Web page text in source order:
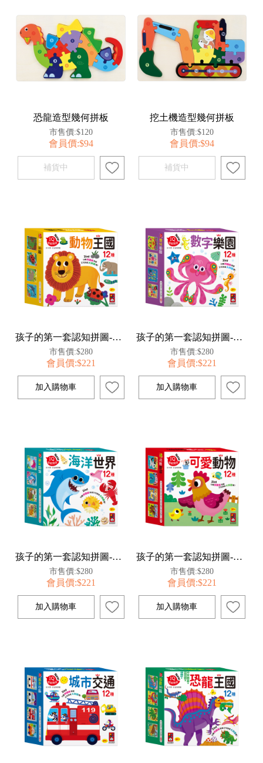
恐龍造型幾何拼板
市售價:$120
會員價:$94
挖土機造型幾何拼板
市售價:$120
會員價:$94
孩子的第一套認知拼圖-動物王國
市售價:$280
會員價:$221
孩子的第一套認知拼圖-數字樂園
市售價:$280
會員價:$221
孩子的第一套認知拼圖-海洋世界
市售價:$280
會員價:$221
孩子的第一套認知拼圖-可愛動物
市售價:$280
會員價:$221